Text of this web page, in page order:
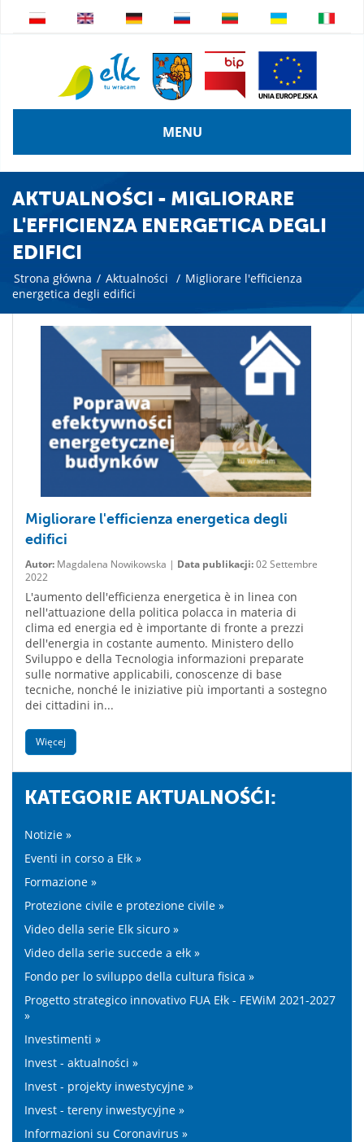
MENU
AKTUALNOŚCI - MIGLIORARE
L'EFFICIENZA ENERGETICA DEGLI
EDIFICI
Strona główna / Aktualności / Migliorare l'efficienza
energetica degli edifici
Migliorare l'efficienza energetica degli
edifici
Autor: Magdalena Nowikowska | Data publikacji:02 Settembre
2022
L'aumento dell'efficienza energetica è in linea con
nell'attuazione della politica polacca in materia di
clima ed energia ed è importante di fronte a prezzi
dell'energia in costante aumento. Ministero dello
Sviluppo e della Tecnologia informazioni preparate
sulle normative applicabili, conoscenze di base
tecniche, nonché le iniziative più importanti a sostegno
dei cittadini in...
Więcej
KATEGORIE AKTUALNOŚĆI:
Notizie »
Eventi in corso a Ełk »
Formazione »
Protezione civile e protezione civile »
Video della serie Elk sicuro »
Video della serie succede a ełk »
Fondo per lo sviluppo della cultura fisica »
Progetto strategico innovativo FUA Ełk - FEWiM 2021-2027
»
Investimenti »
Invest - aktualności »
Invest - projekty inwestycyjne »
Invest - tereny inwestycyjne »
Informazioni su Coronavirus »